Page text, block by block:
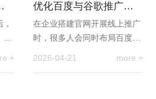
+
优化百度与谷歌推广的
区别
在企业搭建官网开展线上推广
时，很多人会同时布局百度与
2026-04-21 more +